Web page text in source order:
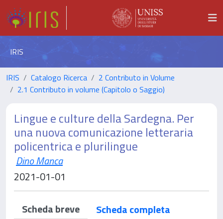
IRIS
IRIS Catalogo Ricerca
2 Contributo in Volume
2.1 Contributo in volume (Capitolo o Saggio)
Lingue e culture della Sardegna. Per
una nuova comunicazione letteraria
policentrica e plurilingue
Dino Manca
2021-01-01
Scheda breve
Scheda completa